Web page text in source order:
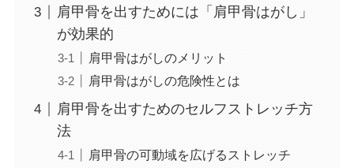
肩甲骨を出すためには「肩甲骨はがし」
が効果的
肩甲骨はがしのメリット
肩甲骨はがしの危険性とは
肩甲骨を出すためのセルフストレッチ方
法
肩甲骨の可動域を広げるストレッチ